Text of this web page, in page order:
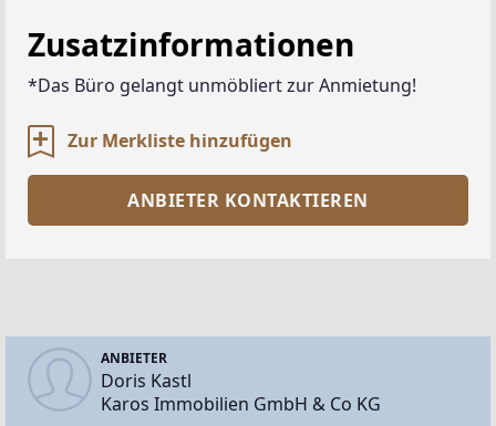
Zusatzinformationen
Zur Merkliste hinzufügen
ANBIETER KONTAKTIEREN
ANBIETER
Doris Kastl
Karos Immobilien GmbH & Co KG